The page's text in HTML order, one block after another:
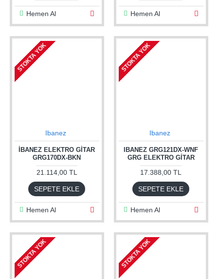
Hemen Al Hemen Al
STOKTA YOK
Ibanez
İBANEZ ELEKTRO GITAR
GRG170DX-BKN
21.114,00 TL
SEPETE EKLE
Hemen Al
STOKTA YOK
Ibanez
IBANEZ GRG121DX-WNF
GRG ELEKTRO GITAR
17.388,00 TL
SEPETE EKLE
Hemen Al
STOKTA YOK STOKTA YOK